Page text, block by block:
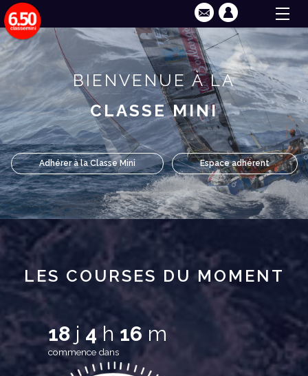
BIENVENUE À LA
CLASSE MINI
Adhérer à la Classe Mini Espace adhérent
LES COURSES DU MOMENT
18j 4h 16 m
commence dans